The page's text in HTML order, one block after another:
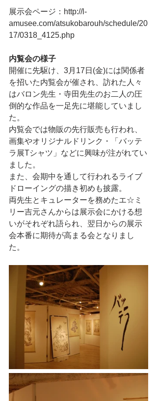
展示会ページ：http://l-
amusee.com/atsukobarouh/schedule/20
17/0318_4125.php
内覧会の様子
開催に先駆け、3月17日(金)には関係者
を招いた内覧会が催され、訪れた人々
はバロン先生・寺田先生のお二人の圧
倒的な作品を一足先に堪能していまし
た。
内覧会では物販の先行販売も行われ、
画集やオリジナルドリンク・「バッテ
ラ展Tシャツ」などに興味が注がれてい
ました。
また、会期中を通して行われるライブ
ドローイングの描き初めも披露。
両先生とキュレーターを務めたエ☆ミ
リー吉元さんからは展示会にかける想
いがそれぞれ語られ、翌日からの展示
会本番に期待が高まる会となりまし
た。